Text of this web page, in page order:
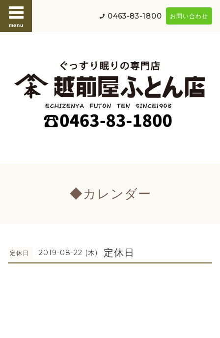
menu
0463-83-1800 お問い合わせ
◆カレンダー
定休日 2019-08-22 (木) 定休日